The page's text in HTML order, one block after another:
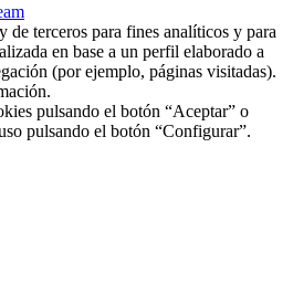
terceros para fines analíticos y para
en base a un perfil elaborado a
(por ejemplo, páginas visitadas).
pulsando el botón “Aceptar” o
pulsando el botón “Configurar”.